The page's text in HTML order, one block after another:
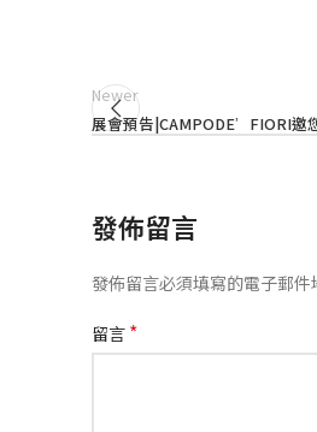
Newer
展會預告|CAMPODE’FIORI
發佈留言
發佈留言必須填寫的電子郵件
留言 *